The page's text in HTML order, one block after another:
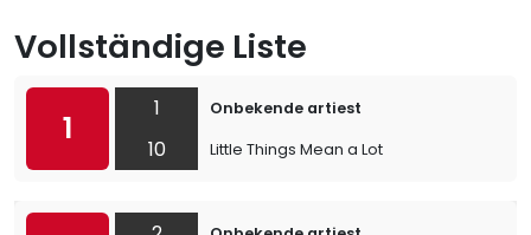
Vollständige Liste
1
1
10
Onbekende artiest
Little Things Mean a Lot